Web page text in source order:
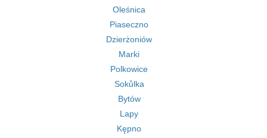
Oleśnica
Piaseczno
Dzierżoniów
Marki
Polkowice
Sokůlka
Bytów
Lapy
Kępno